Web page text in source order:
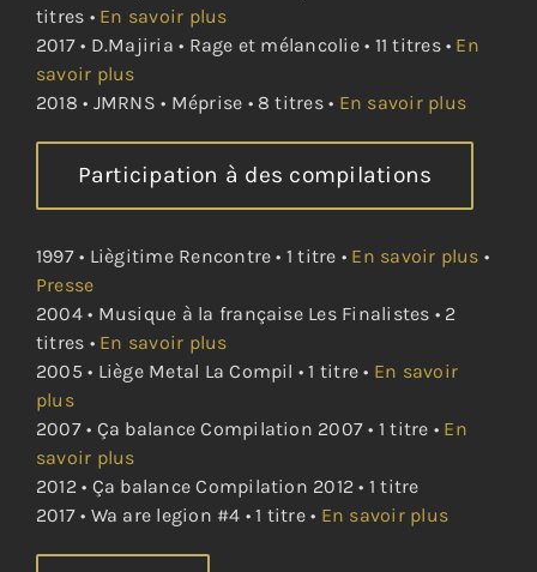
titres • En savoir plus
2017 • D.Majiria • Rage et mélancolie • 11 titres • En
savoir plus
2018 • JMRNS • Méprise • 8 titres • En savoir plus
Participation à des compilations
1997 • Liègitime Rencontre • 1 titre • En savoir plus •
Presse
2004 • Musique à la française Les Finalistes • 2
titres • En savoir plus
2005 • Liège Metal La Compil • 1 titre • En savoir
plus
2007 • Ça balance Compilation 2007 • 1 titre • En
savoir plus
2012 • Ça balance Compilation 2012 • 1 titre
2017 • Wa are legion #4 • 1 titre • En savoir plus